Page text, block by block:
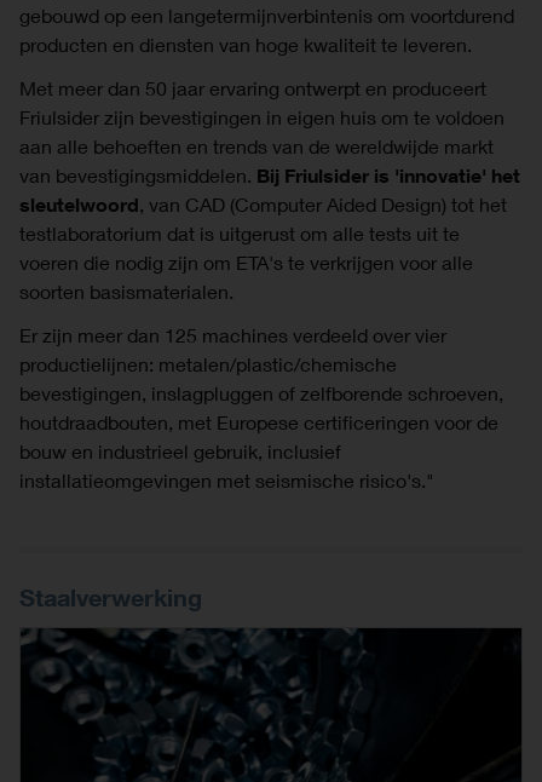
gebouwd op een langetermijnverbintenis om voortdurend
producten en diensten van hoge kwaliteit te leveren.
Met meer dan 50 jaar ervaring ontwerpt en produceert
Friulsider zijn bevestigingen in eigen huis om te voldoen
aan alle behoeften en trends van de wereldwijde markt
van bevestigingsmiddelen. Bij Friulsider is 'innovatie' het
sleutelwoord, van CAD (Computer Aided Design) tot het
testlaboratorium dat is uitgerust om alle tests uit te
voeren die nodig zijn om ETA's te verkrijgen voor alle
soorten basismaterialen.
Er zijn meer dan 125 machines verdeeld over vier
productielijnen: metalen/plastic/chemische
bevestigingen, inslagpluggen of zelfborende schroeven,
houtdraadbouten, met Europese certificeringen voor de
bouw en industrieel gebruik, inclusief
installatieomgevingen met seismische risico's."
Staalverwerking